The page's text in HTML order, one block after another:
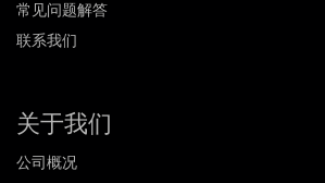
常见问题解答
联系我们
关于我们
公司概况